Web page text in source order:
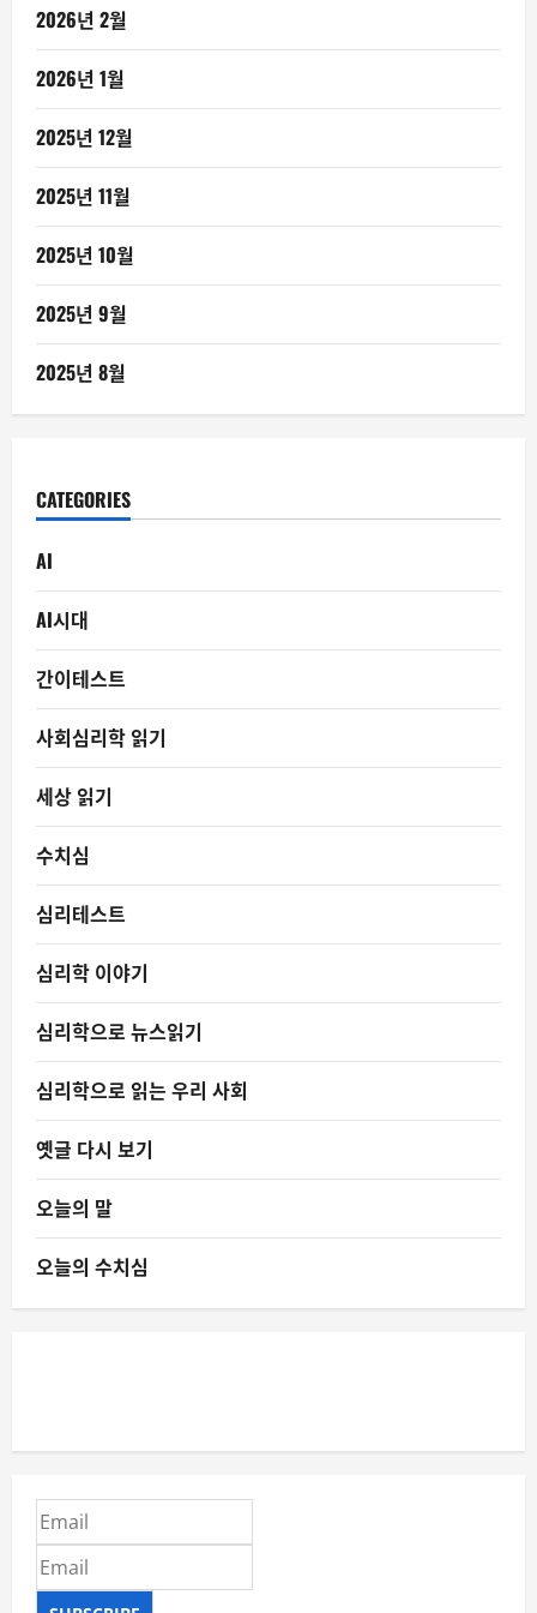
2026년 2월
2026년 1월
2025년 12월
2025년 11월
2025년 10월
2025년 9월
2025년 8월
CATEGORIES
AI
AI시대
간이테스트
사회심리학 읽기
세상 읽기
수치심
심리테스트
심리학 이야기
심리학으로 뉴스읽기
심리학으로 읽는 우리 사회
옛글 다시 보기
오늘의 말
오늘의 수치심